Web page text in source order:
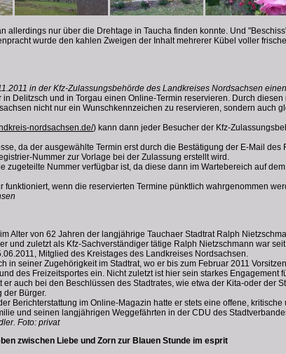
allerdings nur über die Drehtage in Taucha finden konnte. Und
wurde den kahlen Zweigen der Inhalt mehrerer Kübel voller
in der Kfz-Zulassungsbehörde des Landkreises Nordsachsen
Delitzsch und in Torgau einen Online-Termin reservieren. Durch
nicht nur ein Wunschkennzeichen zu reservieren, sondern auch
nordsachsen.de/) kann dann jeder Besucher der Kfz-
da der ausgewählte Termin erst durch die Bestätigung der E-Mail
Nummer zur Vorlage bei der Zulassung erstellt wird.
zugeteilte Nummer verfügbar ist, da diese dann im Wartebereich auf
wenn die reservierten Termine pünktlich wahrgenommen
Alter von 62 Jahren der langjährige Tauchaer Stadtrat Ralph
und zuletzt als Kfz-Sachverständiger tätige Ralph Nietzschmann war
Mitglied des Kreistages des Landkreises Nordsachsen.
in seiner Zugehörigkeit im Stadtrat, wo er bis zum Februar 2011
des Freizeitsportes ein. Nicht zuletzt ist hier sein starkes Engagement
er auch bei den Beschlüssen des Stadtrates, wie etwa der Kita-oder der
Bürger.
Berichterstattung im Online-Magazin hatte er stets eine offene, kritische
und seinen langjährigen Weggefährten in der CDU des
Foto: privat
zwischen Liebe und Zorn zur Blauen Stunde im esprit